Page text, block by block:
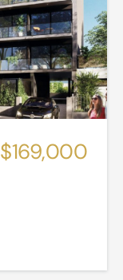
$169,000